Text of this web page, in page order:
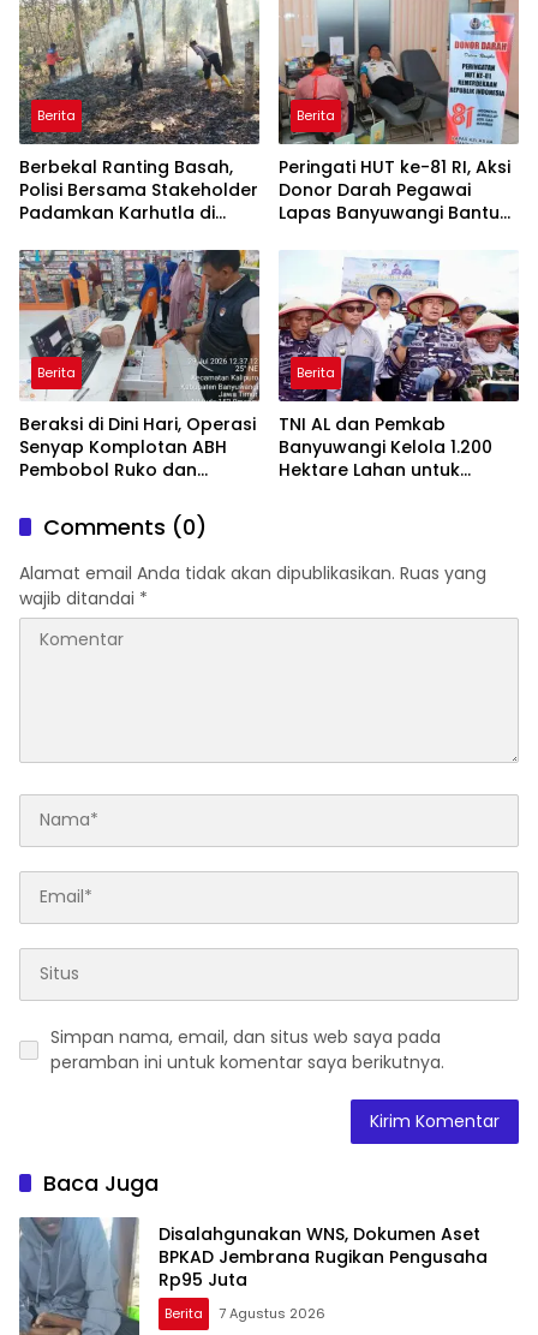
Berita
Berbekal Ranting Basah,
Polisi Bersama Stakeholder
Padamkan Karhutla di
Trenggalek
Berita
Peringati HUT ke-81 RI, Aksi
Donor Darah Pegawai
Lapas Banyuwangi Bantu
Berita
Beraksi di Dini Hari, Operasi
Senyap Komplotan ABH
Pembobol Ruko dan
Macan Blambangan
Berita
TNI AL dan Pemkab
Banyuwangi Kelola 1.200
Hektare Lahan untuk
Comments (0)
Alamat email Anda tidak akan dipublikasikan. Ruas yang
wajib ditandai *
Simpan nama, email, dan situs web saya pada
peramban ini untuk komentar saya berikutnya.
Baca Juga
Disalahgunakan WNS, Dokumen Aset
BPKAD Jembrana Rugikan Pengusaha
Rp95 Juta
Berita 7 Agustus 2026